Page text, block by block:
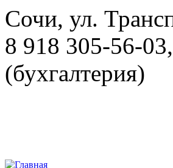
Сочи, ул.
8 918 305-56-
(бухгалтерия)